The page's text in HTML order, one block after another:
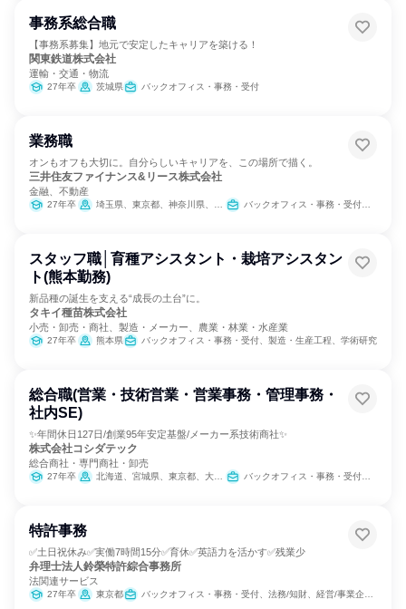
事務系総合職
【事務系募集】地元で安定したキャリアを築ける！
関東鉄道株式会社
運輸・交通・物流
27年卒 茨城県 バックオフィス・事務・受付
業務職
オンもオフも大切に。自分らしいキャリアを、この場所で描く。
三井住友ファイナンス&リース株式会社
金融、不動産
27年卒 埼玉県、東京都、神奈川県、京都府、大阪府、兵庫県 バックオフィス・事務・受付、組織運営管理・公務員・事務系職種
スタッフ職│育種アシスタント・栽培アシスタン
ト(熊本勤務)
新品種の誕生を支える“成長の土台”に。
タキイ種苗株式会社
小売・卸売・商社、製造・メーカー、農業・林業・水産業
27年卒 熊本県 バックオフィス・事務・受付、製造・生産工程、学術研究
総合職(営業・技術営業・営業事務・管理事務・
社内SE)
✨年間休日127日/創業95年安定基盤/メーカー系技術商社✨
株式会社コシダテック
総合商社・専門商社・卸売
27年卒 北海道、宮城県、東京都、大阪府 バックオフィス・事務・受付、IT、営業
特許事務
✅土日祝休み✅実働7時間15分✅育休✅英語力を活かす✅残業少
弁理士法人鈴榮特許綜合事務所
法関連サービス
27年卒 東京都 バックオフィス・事務・受付、法務/知財、経営/事業企画、コンサル/士業/リサーチャー